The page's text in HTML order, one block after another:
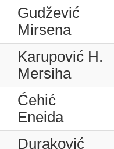
Gudžević
Mirsena
Karupović H.
Mersiha
Ćehić
Eneida
Duraković